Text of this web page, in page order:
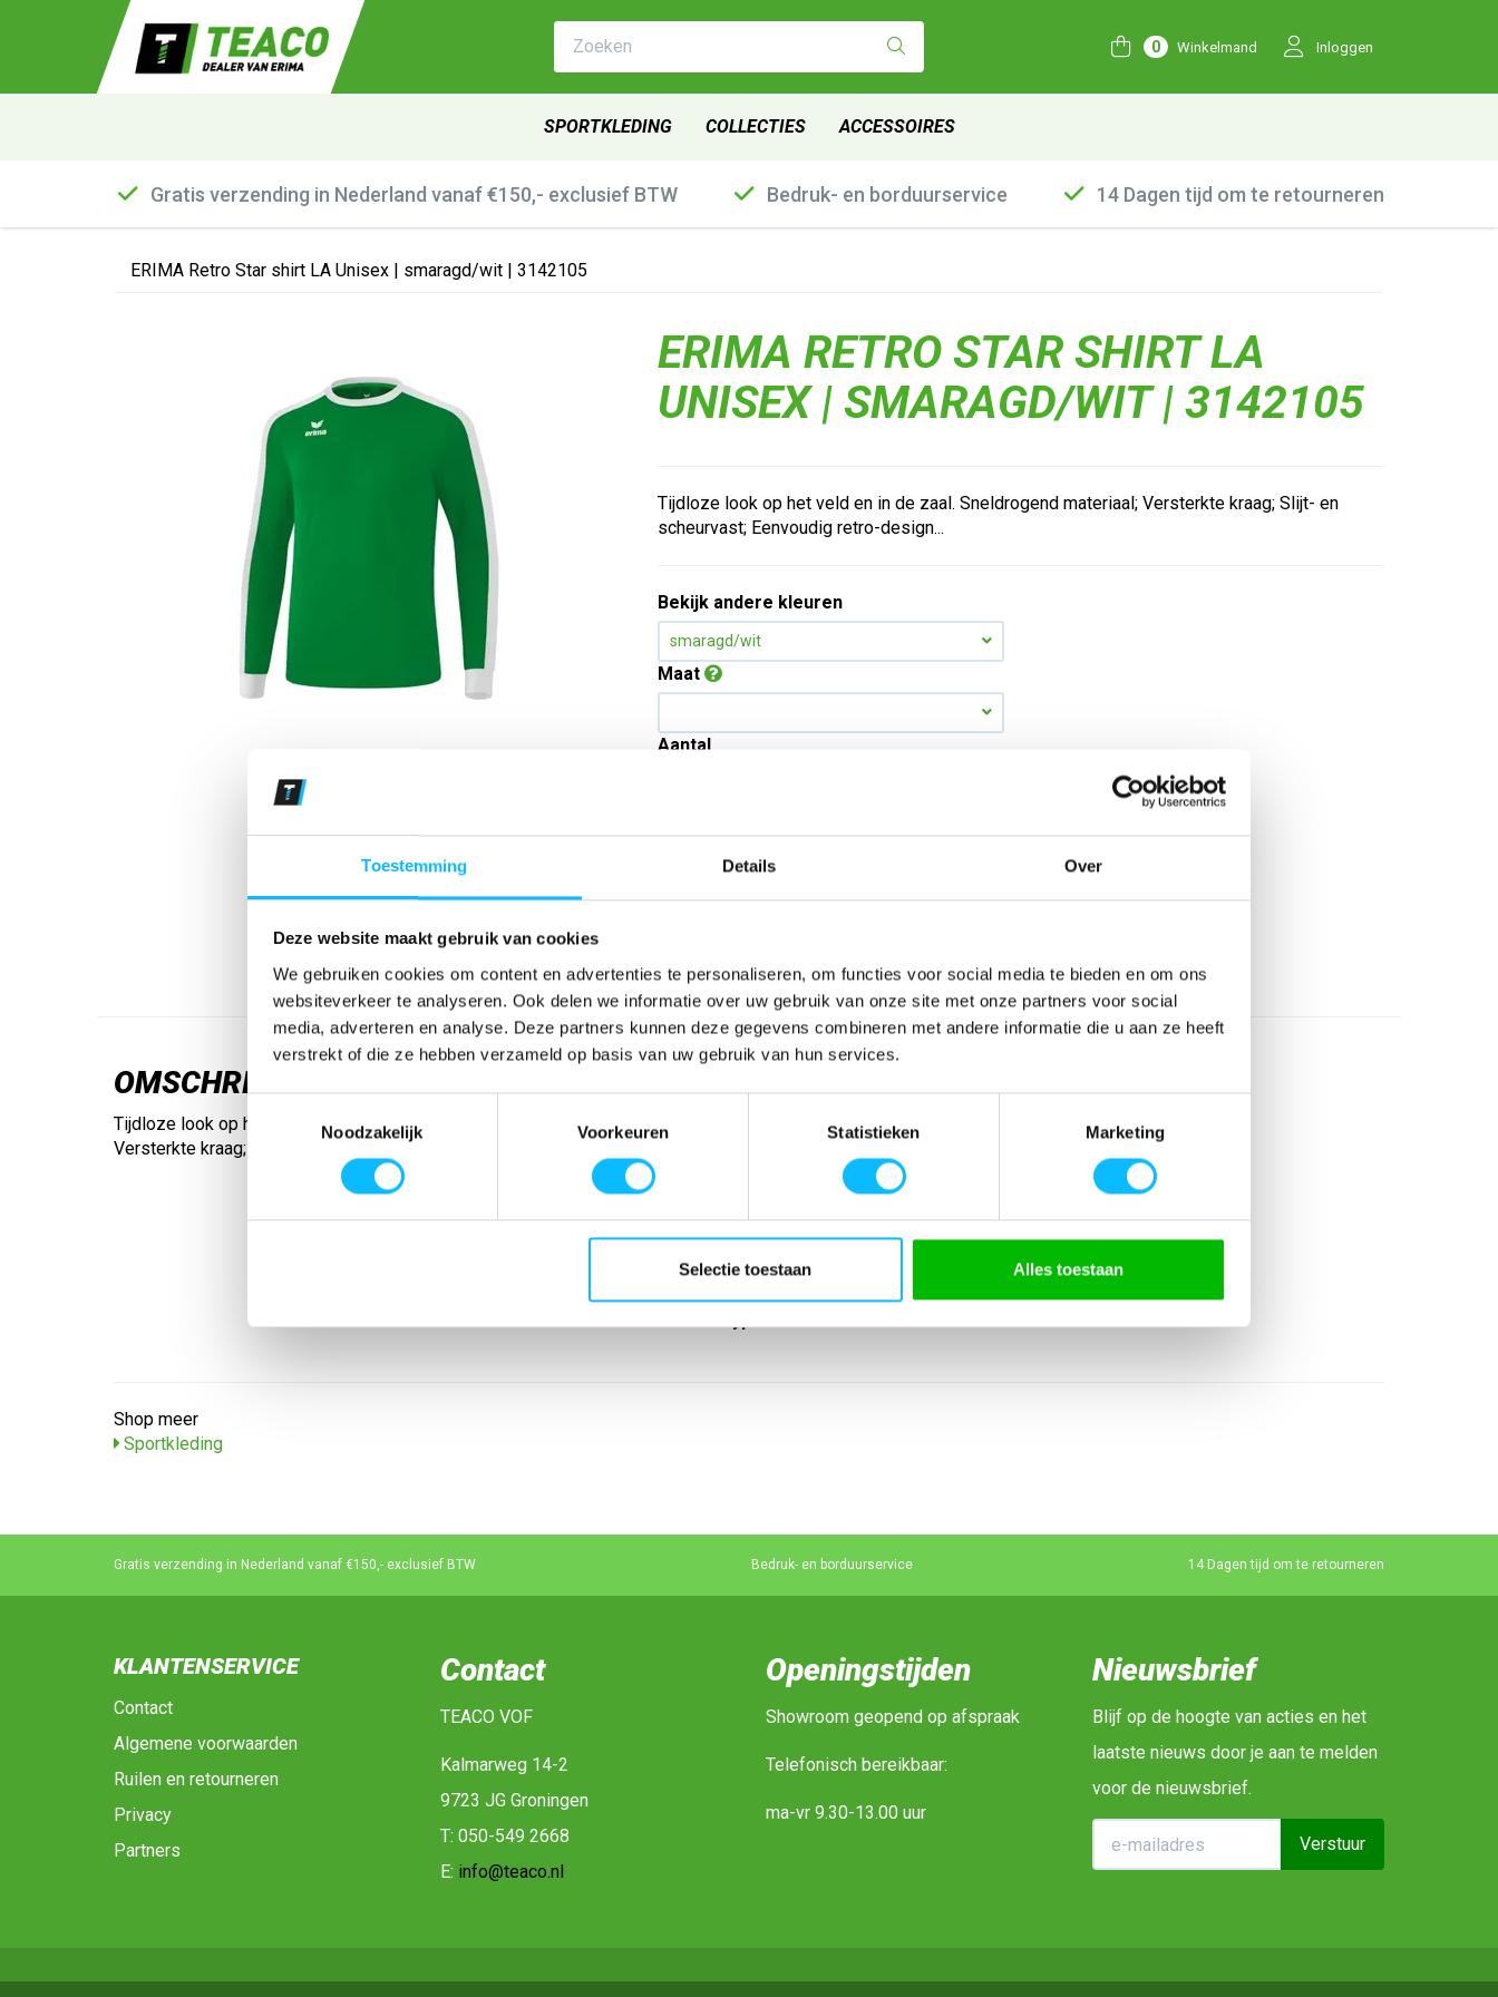
Toestemming Details Over
Deze website maakt gebruik van cookies
We gebruiken cookies om content en advertenties te personaliseren, om functies voor social media te bieden en om ons
websiteverkeer te analyseren. Ook delen we informatie over uw gebruik van onze site met onze partners voor social
media, adverteren en analyse. Deze partners kunnen deze gegevens combineren met andere informatie die u aan ze heeft
verstrekt of die ze hebben verzameld op basis van uw gebruik van hun services.
Noodzakelijk
Voorkeuren Statistieken Marketing
Selectie toestaan Alles toestaan
0 Winkelmand Inloggen
SPORTKLEDING COLLECTIES ACCESSOIRES
Gratis verzending in Nederland vanaf €150,- exclusief BTW Bedruk- en borduurservice 14 Dagen tijd om te retourneren
ERIMA Retro Star shirt LA Unisex | smaragd/wit | 3142105
ERIMA RETRO STAR SHIRT LA
UNISEX | SMARAGD/WIT | 3142105
Tijdloze look op het veld en in de zaal. Sneldrogend materiaal; Versterkte kraag; Slijt- en
scheurvast; Eenvoudig retro-design...
Bekijk andere kleuren
smaragd/wit
Maat
Aantal
*Gratis verzending vanaf €150,- exclusief BTW
Kies kleur/maat
OMSCHRIJVING
Tijdloze look op het veld en in de zaal. Sneldrogend materiaal;
Versterkte kraag; Slijt- en scheurvast; Eenvoudig retro-design
SPECIFICATIES
Artikelnummer
-
Erima
3142101ru
Materiaal
100% polyester
Lijn
Wedstrijdshirts
Sport
Type groep
Wedstrijdshirts
Shop meer
Sportkleding
Gratis verzending in Nederland vanaf €150,- exclusief BTW Bedruk- en borduurservice 14 Dagen tijd om te retourneren
KLANTENSERVICE
Contact
Algemene voorwaarden
Ruilen en retourneren
Privacy
Partners
Contact
TEACO VOF
Kalmarweg 14-2
9723 JG Groningen
T: 050-549 2668
E: info@teaco.nl
Openingstijden
Showroom geopend op afspraak
Telefonisch bereikbaar:
ma-vr 9.30-13.00 uur
Nieuwsbrief
Blijf op de hoogte van acties en het
laatste nieuws door je aan te melden
voor de nieuwsbrief.
Verstuur